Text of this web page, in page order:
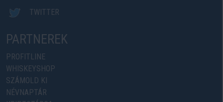
TWITTER
PARTNEREK
PROFITLINE
WHISKEYSHOP
SZÁMOLD KI
NÉVNAPTÁR